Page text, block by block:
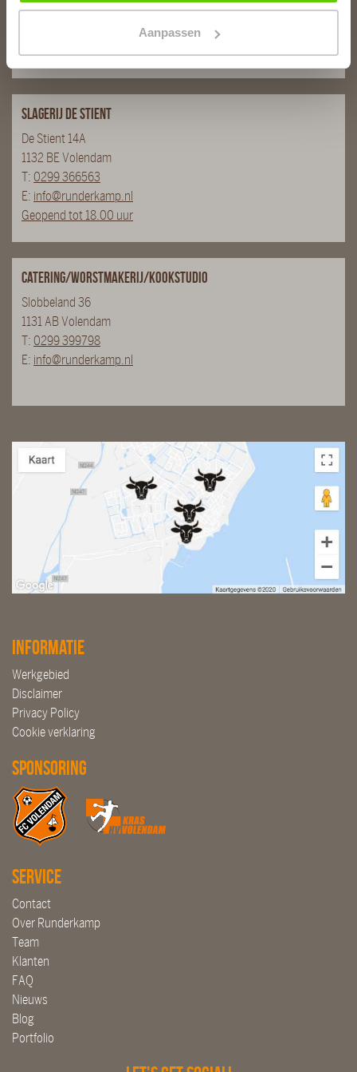
Aanpassen
T:0299 - 363312
Geopend tot 18.00 uur
Slagerij De Stient
De Stient 14A
1132 BE Volendam
T: 0299 366563
E: info@runderkamp.nl
Geopend tot 18.00 uur
Catering/Worstmakerij/Kookstudio
Slobbeland 36
1131 AB Volendam
T: 0299 399798
E: info@runderkamp.nl
Informatie
Werkgebied
Disclaimer
Privacy Policy
Cookie verklaring
Sponsoring
Service
Contact
Over Runderkamp
Team
Klanten
FAQ
Nieuws
Blog
Portfolio